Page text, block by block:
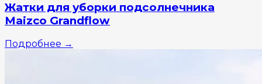
Жатки для уборки подсолнечника
Maizco Grandflow
Подробнее →